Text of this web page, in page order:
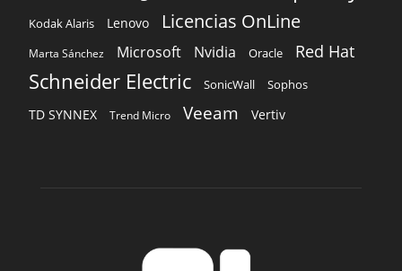
Kodak Alaris Lenovo Licencias OnLine
Marta Sánchez Microsoft Nvidia Oracle Red Hat
Schneider Electric SonicWall Sophos
TD SYNNEX Trend Micro Veeam Vertiv